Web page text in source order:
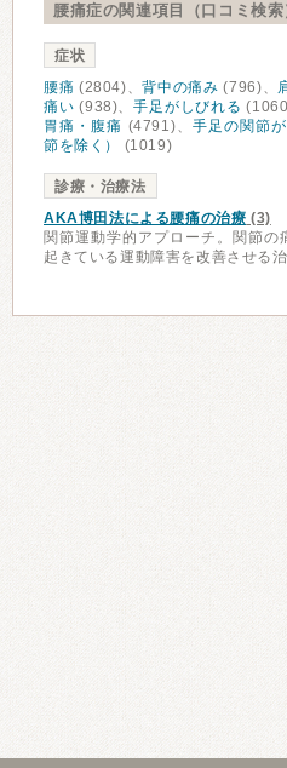
腰痛症の関連項目（口コミ検索
症状
腰痛 (2804)、背中の痛み (796)、
痛い (938)、手足がしびれる
胃痛・腹痛 (4791)、 手足の関節
節を除く）
(1019)
診療・治療法
AKA博田法による腰痛の治療 (3)
関節運動学的アプローチ。関節の
起きている運動障害を改善させる治